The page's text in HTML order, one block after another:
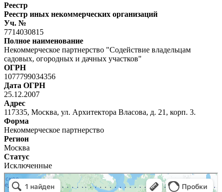
Реестр
Реестр иных некоммерческих организаций
Уч. №
7714030815
Полное наименование
Некоммерческое партнерство "Содействие владельцам
садовых, огородных и дачных участков"
ОГРН
1077799034356
Дата ОГРН
25.12.2007
Адрес
117335, Москва, ул. Архитектора Власова, д. 21, корп. 3.
Форма
Некоммерческое партнерство
Регион
Москва
Статус
Исключенные